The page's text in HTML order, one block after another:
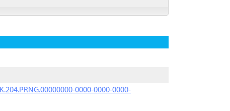
0000-0000-0000-